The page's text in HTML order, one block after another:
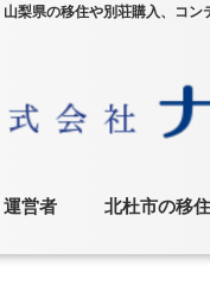
山梨県の移住や別荘購入、コン
運営者 北杜市の移